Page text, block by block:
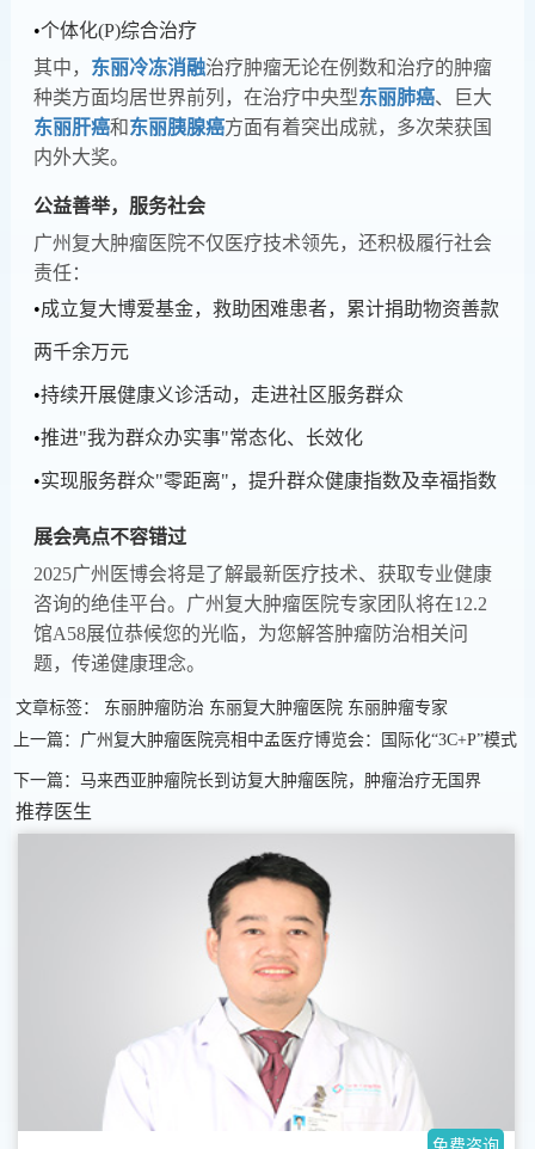
•个体化(P)综合治疗
其中， 东丽冷冻消融治疗肿瘤无论在例数和治疗的肿瘤
种类方面均居世界前列，在治疗中央型东丽肺癌、巨大
东丽肝癌和东丽胰腺癌方面有着突出成就，多次荣获国
内外大奖。
公益善举，服务社会
广州复大肿瘤医院不仅医疗技术领先，还积极履行社会
责任：
•成立复大博爱基金，救助困难患者，累计捐助物资善款
两千余万元
•持续开展健康义诊活动，走进社区服务群众
•推进"我为群众办实事"常态化、长效化
•实现服务群众"零距离"，提升群众健康指数及幸福指数
展会亮点不容错过
2025广州医博会将是了解最新医疗技术、获取专业健康
咨询的绝佳平台。广州复大肿瘤医院专家团队将在12.2
馆A58展位恭候您的光临，为您解答肿瘤防治相关问
题，传递健康理念。
文章标签： 东丽肿瘤防治 东丽复大肿瘤医院 东丽肿瘤专家
上一篇：广州复大肿瘤医院亮相中孟医疗博览会：国际化“3C+P”模式
下一篇：马来西亚肿瘤院长到访复大肿瘤医院，肿瘤治疗无国界
推荐医生